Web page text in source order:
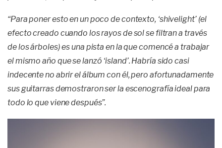
“Para poner esto en un poco de contexto, ‘shivelight’ (el
efecto creado cuando los rayos de sol se filtran a través
de los árboles) es una pista en la que comencé a trabajar
el mismo año que se lanzó ‘island’. Habría sido casi
indecente no abrir el álbum con él, pero afortunadamente
sus guitarras demostraron ser la escenografía ideal para
todo lo que viene después”.